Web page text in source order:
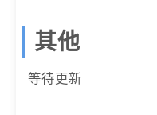
bool
{
asmlinkage
其他
等待更新